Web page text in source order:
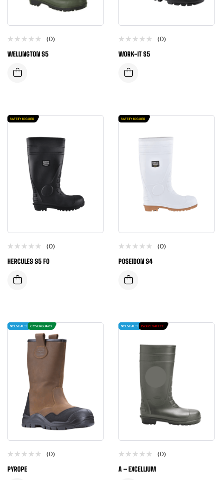
(0)
WELLINGTON S5
(0)
WORK-IT S5
SAFETY JOGGER
(0)
HERCULES S5 FO
SAFETY JOGGER
(0)
POSEIDON S4
NOUVEAUTÉ COVERGUARD
(0)
PYROPE
NOUVEAUTÉ IVOIRE SAFETY
(0)
A – EXCELLIUM